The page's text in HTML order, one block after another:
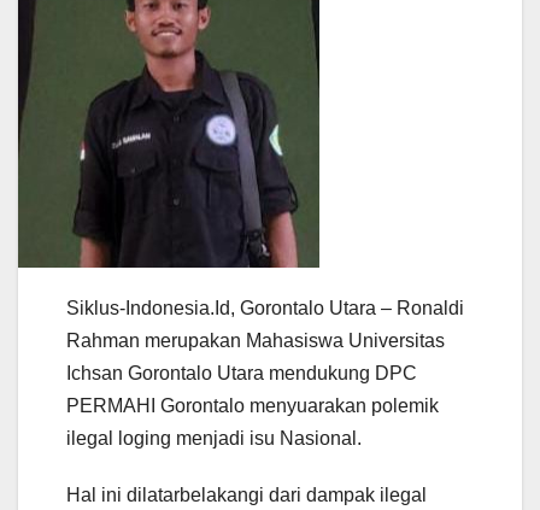
Siklus-Indonesia.Id, Gorontalo Utara – Ronaldi
Rahman merupakan Mahasiswa Universitas
Ichsan Gorontalo Utara mendukung DPC
PERMAHI Gorontalo menyuarakan polemik
ilegal loging menjadi isu Nasional.
Hal ini dilatarbelakangi dari dampak ilegal